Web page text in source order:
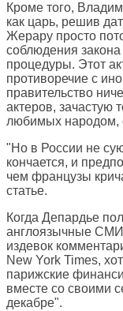
Кроме того,
как царь, решив
Жерару просто
соблюдения
процедуры. Этот
противоречие с
правительство
актеров, зачастую
любимых народом,
"Но в России не
кончается, и
чем французы
статье.
Когда Депардье
англоязычные СМИ
издевок
New York Times,
парижские
вместе со своими
декабре".